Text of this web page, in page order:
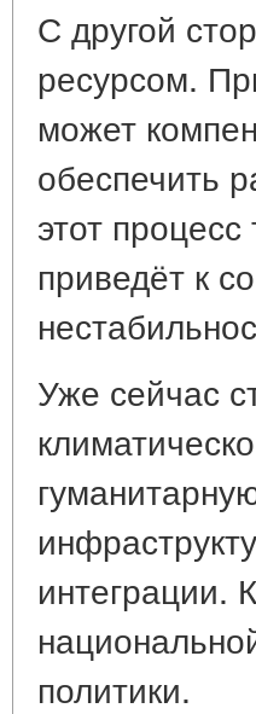
С другой
ресурсом.
может
обеспечить
этот
приведёт к
Уже сейчас
интеграции.
политики.